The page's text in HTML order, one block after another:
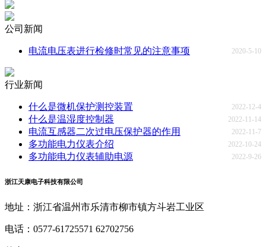
公司新闻
电流电压表进行检修时常见的注意事项 2020-5-10
行业新闻
什么是微机保护测控装置 2022-12-4
什么是温湿度控制器 2022-11-14
电流互感器二次过电压保护器的作用 2022-11-7
多功能电力仪表介绍 2022-10-24
多功能电力仪表辅助电源 2022-9-26
浙江天康电子科技有限公司
地址：浙江省温州市乐清市柳市镇方斗岩工业区
电话：0577-61725571 62702756